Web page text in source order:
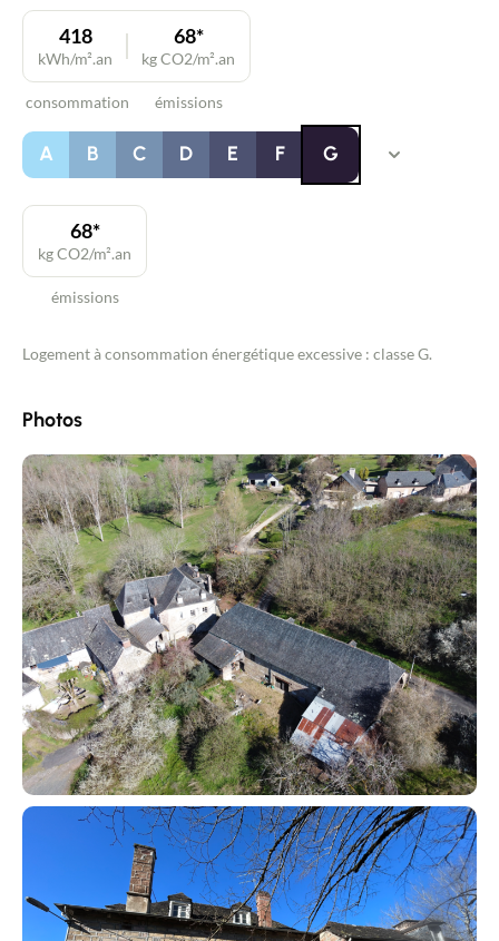
consommation
418
kWh/m².an
émissions
68*
kg CO2/m².an
A B C D E F G
émissions
68*
kg CO2/m².an
Logement à consommation énergétique excessive : classe G.
Photos